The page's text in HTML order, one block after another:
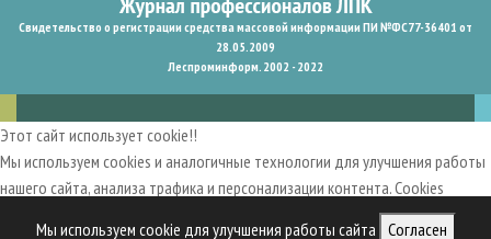
Мы используем cookie для улучшения работы сайта Согласен
Свидетельство о регистрации средства массовой информации ПИ №ФС77-36401 от
28.05.2009
Леспроминформ. 2002 - 2022
Этот сайт использует cookie!!
Мы используем cookies и аналогичные технологии для улучшения работы
нашего сайта, анализа трафика и персонализации контента. Cookies